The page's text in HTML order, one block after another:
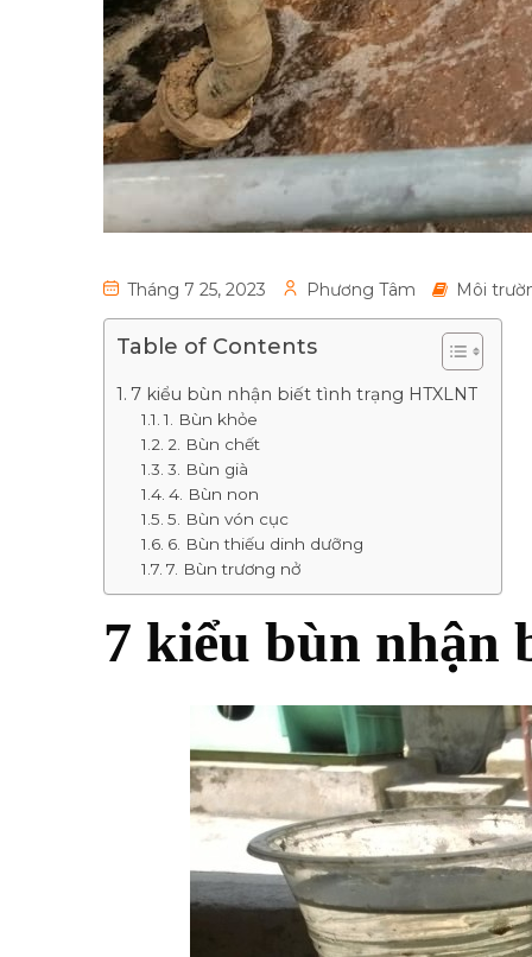
Tháng 7 25, 2023 Phương Tâm Môi
Table of Contents
7 kiểu bùn nhận biết tình trạng HTXLNT
1. Bùn khỏe
2. Bùn chết
3. Bùn già
4. Bùn non
5. Bùn vón cục
6. Bùn thiếu dinh dưỡng
7. Bùn trương nở
7 kiểu bùn